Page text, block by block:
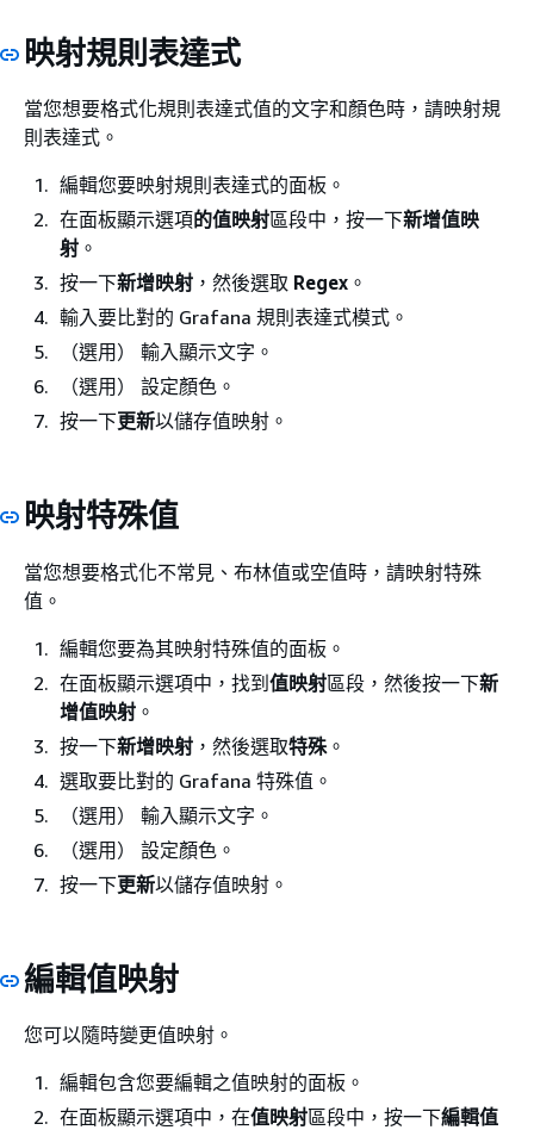
映射規則表達式
當您想要格式化規則表達式值的文字和顏色時，請映射規
則表達式。
編輯您要映射規則表達式的面板。
在面板顯示選項的值映射區段中，按一下新增值映
射 。
按一下新增映射 ，然後選取 Regex 。
輸入要比對的 Grafana 規則表達式模式。
（選用） 輸入顯示文字。
（選用） 設定顏色。
按一下更新以儲存值映射。
映射特殊值
當您想要格式化不常見、布林值或空值時，請映射特殊
值。
編輯您要為其映射特殊值的面板。
在面板顯示選項中，找到值映射區段，然後按一下新
增值映射 。
按一下新增映射 ，然後選取特殊 。
選取要比對的 Grafana 特殊值。
（選用） 輸入顯示文字。
（選用） 設定顏色。
按一下更新以儲存值映射。
編輯值映射
您可以隨時變更值映射。
編輯包含您要編輯之值映射的面板。
在面板顯示選項中，在值映射區段中，按一下編輯值